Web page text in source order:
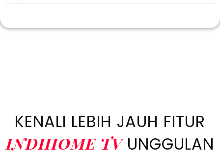
KENALI LEBIH JAUH FITUR
INDIHOME TVUNGGULAN